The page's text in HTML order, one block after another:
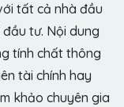
tất cả nhà đầu
tư. Nội dung
tính chất thông
tài chính hay
khảo chuyên gia